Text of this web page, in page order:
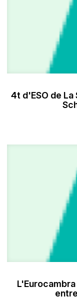
4t d'ESO de La